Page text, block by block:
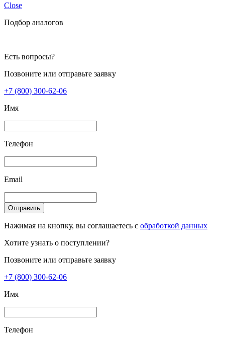
Close
Подбор аналогов
Есть вопросы?
Позвоните или отправьте заявку
+7 (800) 300-62-06
Имя
Телефон
Email
Отправить
Нажимая на кнопку, вы соглашаетесь с обработкой данных
Хотите узнать о поступлении?
Позвоните или отправьте заявку
+7 (800) 300-62-06
Имя
Телефон